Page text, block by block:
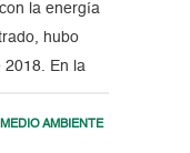
la energía
hubo
2018. En la
MEDIO AMBIENTE